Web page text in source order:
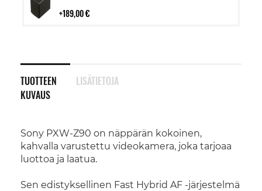
189,00 €
TUOTTEEN
KUVAUS
Sony PXW-Z90 on näppärän kokoinen,
kahvalla varustettu videokamera, joka tarjoaa
luottoa ja laatua.
Sen edistyksellinen Fast Hybrid AF -järjestelmä
LISÄTIETOJA